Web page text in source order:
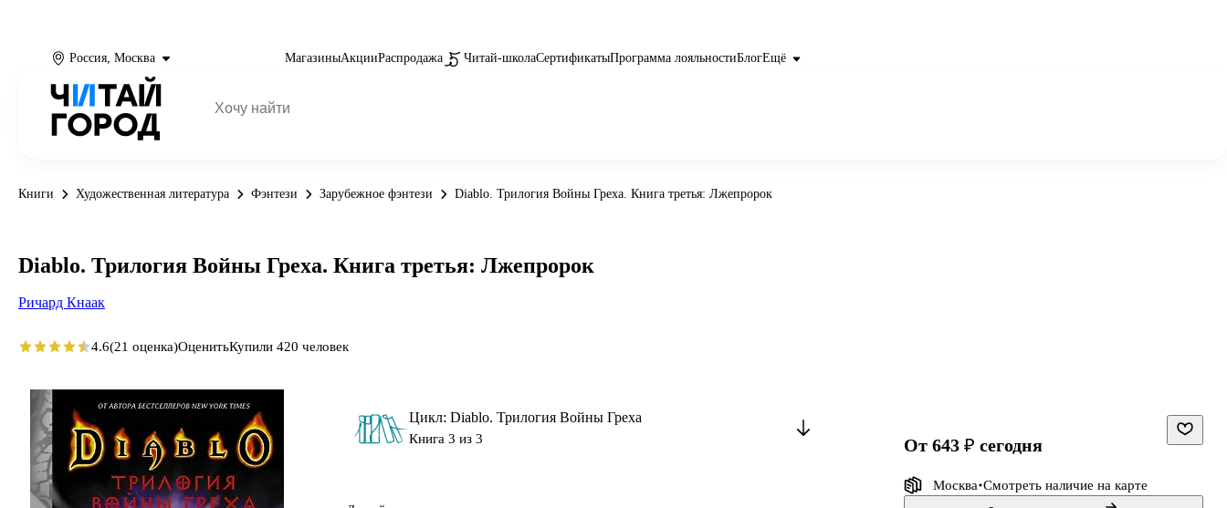
Россия, Москва МагазиныАкцииРаспродажа Читай-школаСертификатыПрограмма лояльностиБлогЕщё
Книги Художественная литература Фэнтези Зарубежное фэнтези Diablo. Трилогия Войны Греха. Книга третья: Лжепророк
Цикл: Diablo. Трилогия Войны Греха
Книга 3 из 3
Diablo. Трилогия Войны Греха. Книга третья: Лжепророк
Ричард Кнаак
4.6(21 оценка)ОценитьКупили 420 человек
от 643 ₽ сегодня
Москва Смотреть наличие на карте